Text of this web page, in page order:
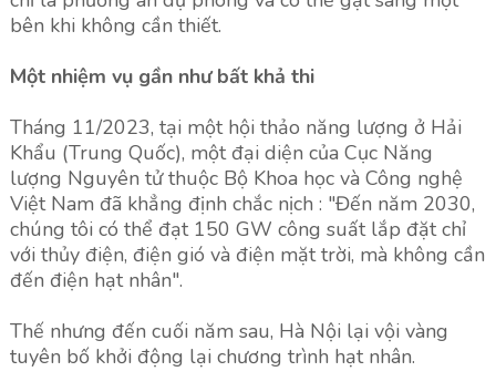
bên khi không cần thiết.
Một nhiệm vụ gần như bất khả thi
Tháng 11/2023, tại một hội thảo năng lượng ở Hải
Khẩu (Trung Quốc), một đại diện của Cục Năng
lượng Nguyên tử thuộc Bộ Khoa học và Công nghệ
Việt Nam đã khẳng định chắc nịch : "Đến năm 2030,
chúng tôi có thể đạt 150 GW công suất lắp đặt chỉ
với thủy điện, điện gió và điện mặt trời, mà không cần
đến điện hạt nhân".
Thế nhưng đến cuối năm sau, Hà Nội lại vội vàng
tuyên bố khởi động lại chương trình hạt nhân.